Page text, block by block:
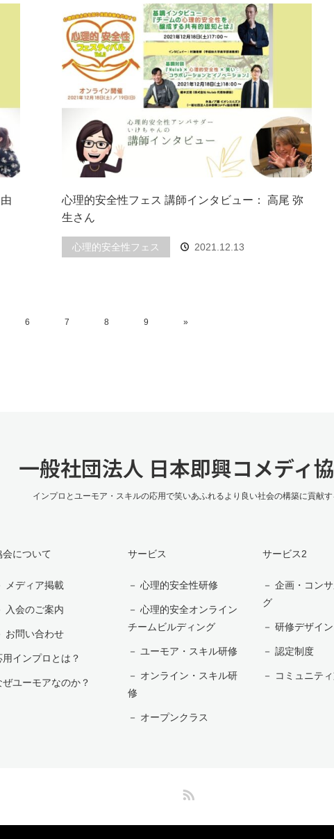
心理的安全性フェス 講師インタビュー： 高尾 弥
生さん
心理的安全性フェス 2021.12.13
6 7 8 9 »
一般社団法人 日本即興コメディ
インプロとユーモア・スキルの応用で笑いあふれるより良い社会の構築に貢献す
会について
メディア掲載
入会のご案内
お問い合わせ
用インプロとは？
ぜユーモアなのか？
サービス
－ 心理的安全性研修
－ 心理的安全オンライン
チームビルディング
－ ユーモア・スキル研修
－ オンライン・スキル研
修
－ オープンクラス
サービス2
－ 企画・コン
グ
－ 研修デザイン
－ 認定制度
－ コミュニテ